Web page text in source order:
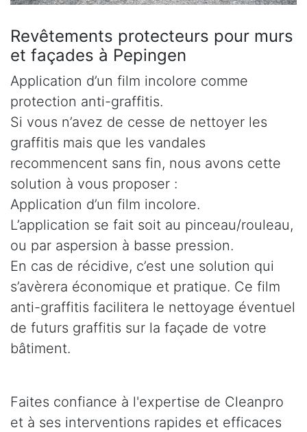
Revêtements protecteurs pour murs
et façades à Pepingen
Application d’un film incolore comme
protection anti-graffitis.
Si vous n’avez de cesse de nettoyer les
graffitis mais que les vandales
recommencent sans fin, nous avons cette
solution à vous proposer :
Application d’un film incolore.
L’application se fait soit au pinceau/rouleau,
ou par aspersion à basse pression.
En cas de récidive, c’est une solution qui
s’avèrera économique et pratique. Ce film
anti-graffitis facilitera le nettoyage éventuel
de futurs graffitis sur la façade de votre
bâtiment.
Faites confiance à l'expertise de Cleanpro
et à ses interventions rapides et efficaces